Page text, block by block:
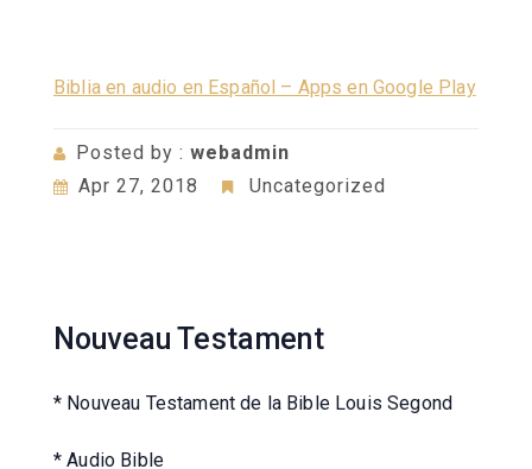
Biblia en audio en Español – Apps en Google Play
Posted by : webadmin
Apr 27, 2018
Uncategorized
Nouveau Testament
* Nouveau Testament de la Bible Louis Segond
* Audio Bible